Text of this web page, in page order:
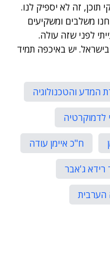
תוכן, זה לא יספיק לנו.
משלבים ומשקיעים
לפני שזה עולה.
בישראל. יש באיכפה תמיד
המדע והטכנולוגיה
לדמוקרטיה
ח"כ איימן עודה
רידא ג'אבר